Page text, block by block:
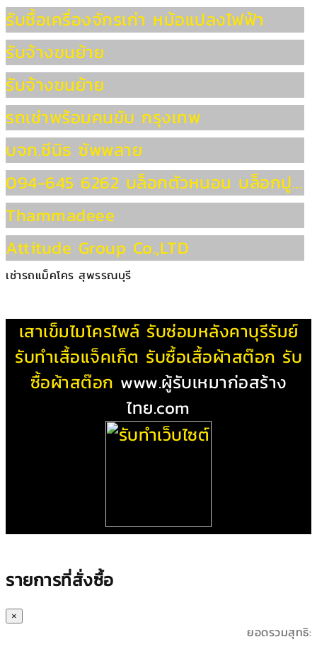
รับซื้อเครื่องจักรเก่า หม้อแปลงไฟฟ้า
รับจ้างขนย้าย
รับจ้างขนย้าย
รถเช่าพร้อมคนขับ กรุงเทพ
บจก.ซีนิธ ซัพพลาย
094-645 6262 บล็อกตัวหนอน บล็อกปูถนน บล็อกปูพื้น แผ่นปูทางเดิน แผ่นปูทางเท้า ราคาถูก จัดส่งทั่วประเทศ
Thammadeee
Attitude Group Co.,LTD
เช่ารถแม็คโคร สุพรรณบุรี
เสาเข็มไมโครไพล์ รับซ่อมหลังคาบุรีรัมย์
รับทําเสื้อแจ็คเก็ต รับซื้อเสื้อผ้าสต๊อก รับ
ซื้อผ้าสต๊อก www.ผู้รับเหมาก่อสร้าง
ไทย.com
รายการที่สั่งซื้อ
×
ยอดรวมสุทธิ: